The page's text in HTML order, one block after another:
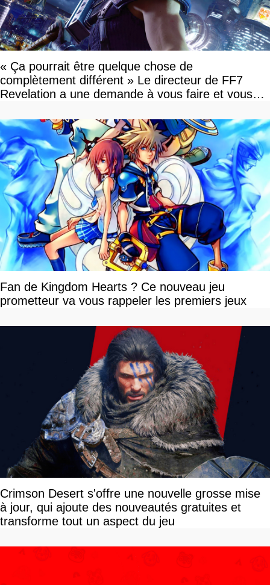
« Ça pourrait être quelque chose de
complètement différent » Le directeur de FF7
Revelation a une demande à vous faire et vous
Fan de Kingdom Hearts ? Ce nouveau jeu
prometteur va vous rappeler les premiers jeux
Crimson Desert s'offre une nouvelle grosse mise
à jour, qui ajoute des nouveautés gratuites et
transforme tout un aspect du jeu